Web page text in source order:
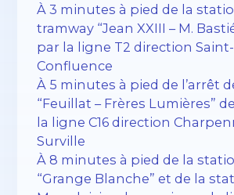
À 3 minutes à pied de la
tramway “Jean XXIII – M.
par la ligne T2 direction
Confluence
À 5 minutes à pied de l’arrêt
“Feuillat – Frères Lumières”
la ligne C16 direction
Surville
À 8 minutes à pied de la
“Grange Blanche” et de la